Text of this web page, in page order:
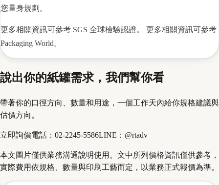
您量身規劃。
更多相關資訊可參考 SGS 全球檢驗認證。 更多相關資訊可參考
Packaging World。
說出你的紙罐需求，我們幫你看
帶著你的口徑方向、數量和用途，一個工作天內給你規格建議與
估價方向。
立即詢價電話： 02-2245-5586LINE： @rtadv
本文圖片僅供業務溝通說明使用。文中所列價格資訊僅供參考，
實際費用依規格、數量與印刷工藝而定，以業務正式報價為準。